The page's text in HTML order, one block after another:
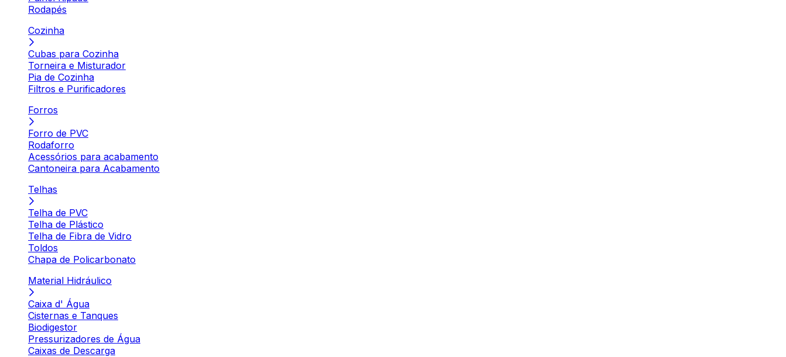
Rodapés
Cozinha
Cubas para Cozinha
Torneira e Misturador
Pia de Cozinha
Filtros e Purificadores
Forros
Forro de PVC
Rodaforro
Acessórios para acabamento
Cantoneira para Acabamento
Telhas
Telha de PVC
Telha de Plástico
Telha de Fibra de Vidro
Toldos
Chapa de Policarbonato
Material Hidráulico
Caixa d' Água
Cisternas e Tanques
Biodigestor
Pressurizadores de Água
Caixas de Descarga